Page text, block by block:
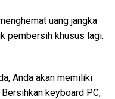
uang jangka
pembersih khusus lagi.
Anda akan memiliki
keyboard PC,